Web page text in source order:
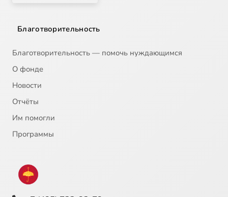
Благотворительность
Благотворительность — помочь нуждающимся
О фонде
Новости
Отчёты
Им помогли
Программы